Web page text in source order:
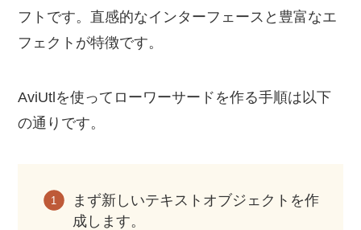
フトです。直感的なインターフェースと豊富なエ
フェクトが特徴です。
AviUtlを使ってローワーサードを作る手順は以下
の通りです。
まず新しいテキストオブジェクトを作
成します。